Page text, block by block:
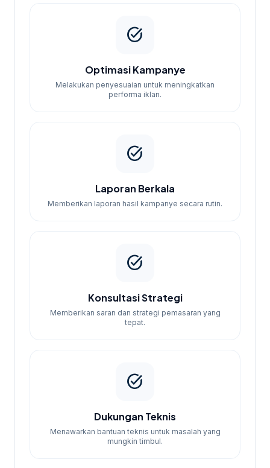
task_alt
Optimasi Kampanye
Melakukan penyesuaian untuk meningkatkan
performa iklan.
task_alt
Laporan Berkala
Memberikan laporan hasil kampanye secara rutin.
task_alt
Konsultasi Strategi
Memberikan saran dan strategi pemasaran yang
tepat.
task_alt
Dukungan Teknis
Menawarkan bantuan teknis untuk masalah yang
mungkin timbul.